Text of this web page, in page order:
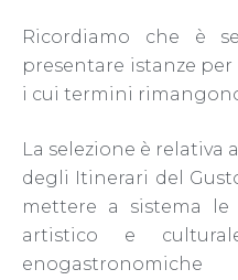
Ricordiamo che è
presentare istanze per
i cui termini
La selezione è
degli Itinerari del
mettere a sistema
artistico e